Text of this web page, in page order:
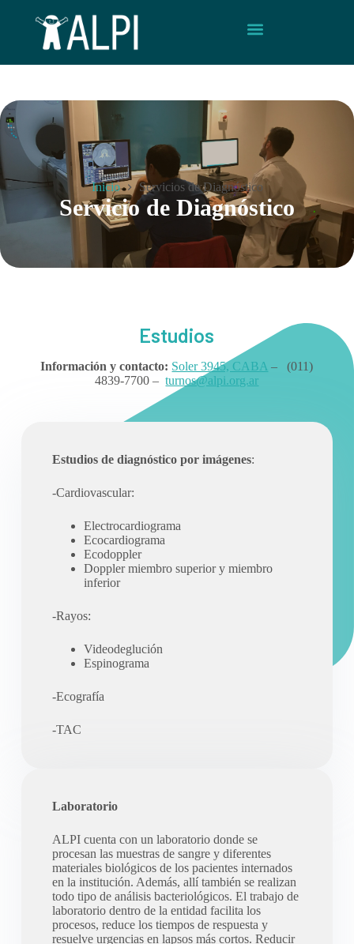
Inicio Servicios de Diagnóstico
Servicio de Diagnóstico
Estudios
Información y contacto: Soler 3945, CABA – (011)
4839-7700 –turnos@alpi.org.ar
Estudios de diagnóstico por imágenes:
-Cardiovascular:
Electrocardiograma
Ecocardiograma
Ecodoppler
Doppler miembro superior y miembro
inferior
-Rayos:
Videodeglución
Espinograma
-Ecografía
-TAC
Laboratorio
ALPI cuenta con un laboratorio donde se
procesan las muestras de sangre y diferentes
materiales biológicos de los pacientes internados
en la institución. Además, allí también se realizan
todo tipo de análisis bacteriológicos. El trabajo de
laboratorio dentro de la entidad facilita los
procesos, reduce los tiempos de respuesta y
resuelve urgencias en lapsos más cortos. Reducir